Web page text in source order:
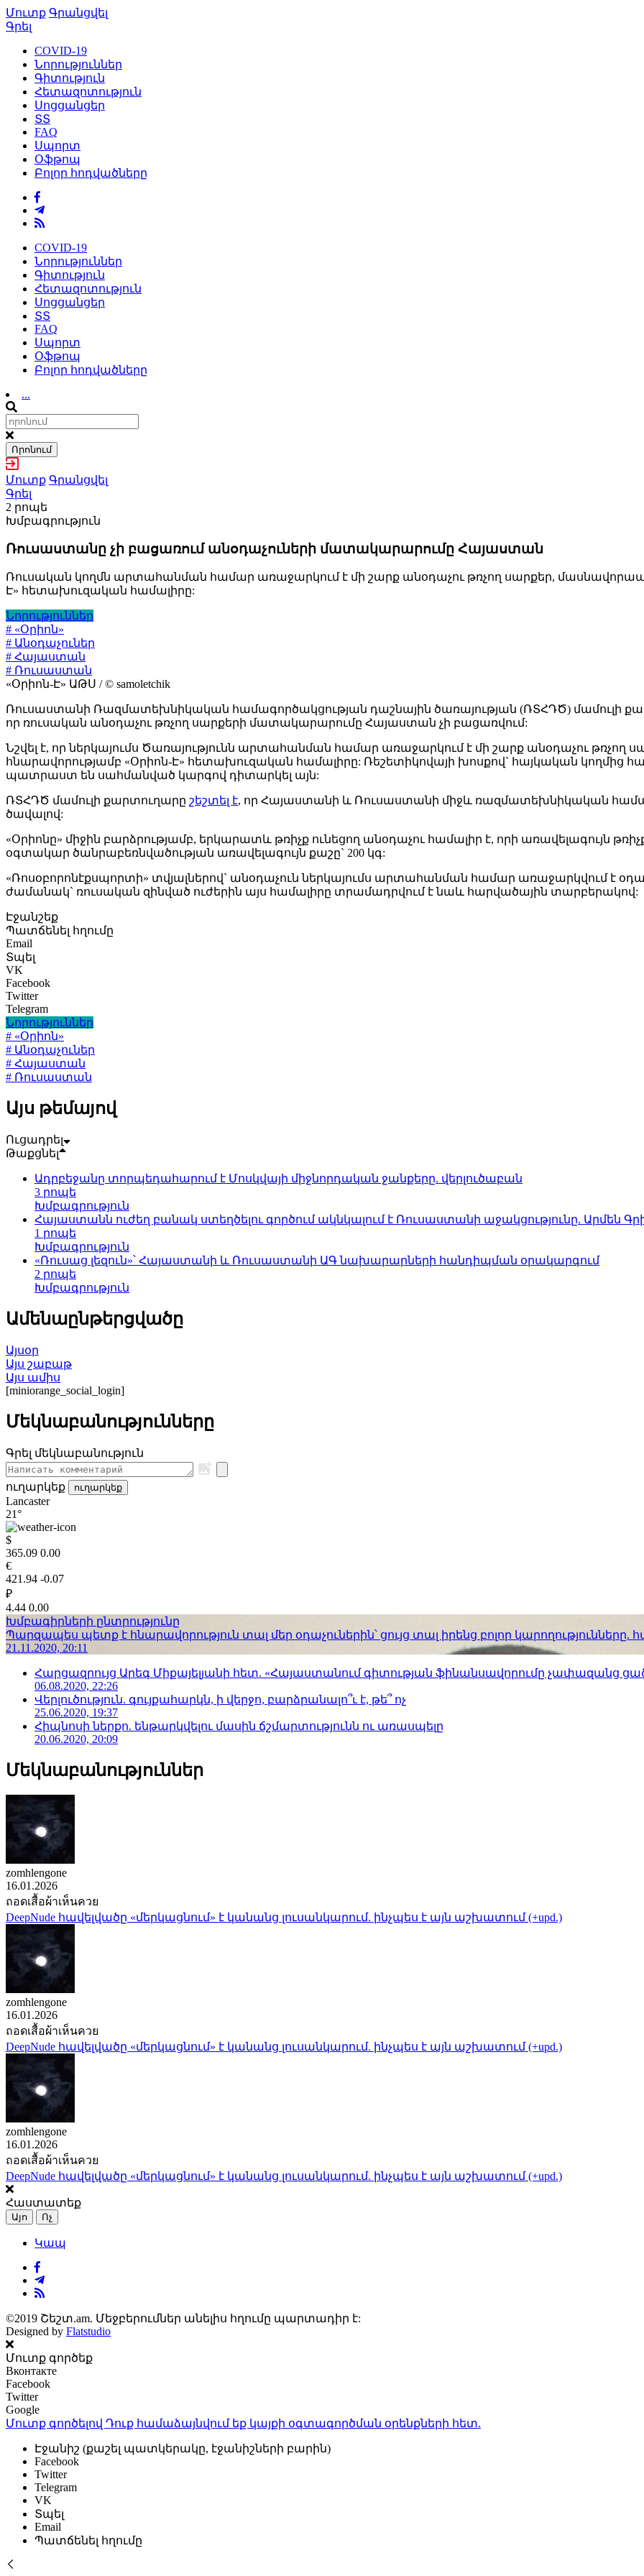
Մուտք Գրանցվել
Գրել
COVID-19
Նորություններ
Գիտություն
Հետազոտություն
Սոցցանցեր
ՏՏ
FAQ
Սպորտ
Օֆթոպ
Բոլոր հոդվածները
COVID-19
Նորություններ
Գիտություն
Հետազոտություն
Սոցցանցեր
ՏՏ
FAQ
Սպորտ
Օֆթոպ
Բոլոր հոդվածները
...
Որոնում
Մուտք Գրանցվել
Գրել
2 րոպե
Խմբագրություն
Ռուսաստանը չի բացառում անօդաչուների մատակարարումը Հայաստան
Ռուսական կողմն արտահանման համար առաջարկում է մի շարք անօդաչու թռչող սարքեր,
Է» հետախուզական համալիրը:
Նորություններ
# «Օրիոն»
# Անօդաչուներ
# Հայաստան
# Ռուսաստան
«Օրիոն-Է» ԱԹՍ / © samoletchik
Ռուսաստանի Ռազմատեխնիկական համագործակցության դաշնային ծառայության (ՌՏՀԴԾ) մամուլի
որ ռուսական անօդաչու թռչող սարքերի մատակարարումը Հայաստան չի բացառվում:
Նշվել է, որ ներկայումս Ծառայությունն արտահանման համար առաջարկում է մի շարք անօդաչու
հնարավորությամբ «Օրիոն-Է» հետախուզական համալիրը: Ռեշետիկովայի խոսքով` հայկական
պատրաստ են սահմանված կարգով դիտարկել այն:
ՌՏՀԴԾ մամուլի քարտուղարը շեշտել է, որ Հայաստանի և Ռուսաստանի միջև ռազմատեխնիկական
ծավալով:
«Օրիոնը» միջին բարձրությամբ, երկարատև թռիչք ունեցող անօդաչու համալիր է, որի առավելագույն
օգտակար ծանրաբեռնվածության առավելագույն քաշը` 200 կգ:
«Ռոսօբորոնէքսպորտի» տվյալներով` անօդաչուն ներկայումս արտահանման համար առաջարկվում է
ժամանակ` ռուսական զինված ուժերին այս համալիրը տրամադրվում է նաև հարվածային տարբերակով:
Էջանշեք
Պատճենել հղումը
Email
Տպել
VK
Facebook
Twitter
Telegram
Նորություններ
# «Օրիոն»
# Անօդաչուներ
# Հայաստան
# Ռուսաստան
Այս թեմայով
Ուցադրել
Թաքցնել
Ադրբեջանը տորպեդահարում է Մոսկվայի միջնորդական ջանքերը. վերլուծաբան
3 րոպե
Խմբագրություն
Հայաստանն ուժեղ բանակ ստեղծելու գործում ակնկալում է Ռուսաստանի աջակցությունը. Արմեն
1 րոպե
Խմբագրություն
«Ռուսաց լեզուն»՝ Հայաստանի և Ռուսաստանի ԱԳ նախարարների հանդիպման օրակարգում
2 րոպե
Խմբագրություն
Ամենաընթերցվածը
Այսօր
Այս շաբաթ
Այս ամիս
[miniorange_social_login]
Մեկնաբանությունները
Գրել մեկնաբանություն
ուղարկեք ուղարկեք
Lancaster
21°
$
365.09 0.00
€
421.94 -0.07
₽
4.44 0.00
Խմբագիրների ընտրությունը
Պարզապես պետք է հնարավորություն տալ մեր օդաչուներին՝ ցույց տալ իրենց բոլոր
21.11.2020, 20:11
Հարցազրույց Արեգ Միքայելյանի հետ. «Հայաստանում գիտության ֆինանսավորումը չափազանց
06.08.2020, 22:26
Վերլուծություն. գույքահարկն, ի վերջո, բարձրանալո՞ւ է, թե՞ ոչ
25.06.2020, 19:37
Հիպնոսի ներքո. ենթարկվելու մասին ճշմարտությունն ու առասպելը
20.06.2020, 20:09
Մեկնաբանություններ
zomhlengone
16.01.2026
ถอดเสื้อผ้าเห็นควย
DeepNude հավելվածը «մերկացնում» է կանանց լուսանկարում. ինչպես է այն աշխատում (+upd.)
zomhlengone
16.01.2026
ถอดเสื้อผ้าเห็นควย
DeepNude հավելվածը «մերկացնում» է կանանց լուսանկարում. ինչպես է այն աշխատում (+upd.)
zomhlengone
16.01.2026
ถอดเสื้อผ้าเห็นควย
DeepNude հավելվածը «մերկացնում» է կանանց լուսանկարում. ինչպես է այն աշխատում (+upd.)
Հաստատեք
Այո Ոչ
Կապ
©2019 Շեշտ.am. Մեջբերումներ անելիս հղումը պարտադիր է:
Designed by Flatstudio
Մուտք գործեք
Вконтакте
Facebook
Twitter
Google
Մուտք գործելով Դուք համաձայնվում եք կայքի օգտագործման օրենքների հետ.
Էջանիշ (քաշել պատկերակը, էջանիշների բարին)
Facebook
Twitter
Telegram
VK
Տպել
Email
Պատճենել հղումը